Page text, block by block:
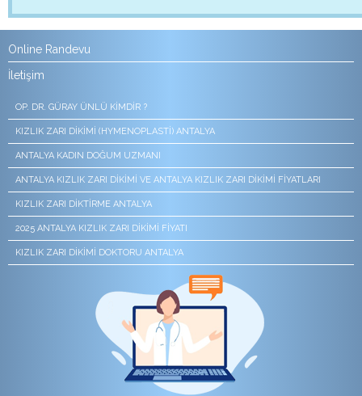
Online Randevu
İletişim
OP. DR. GÜRAY ÜNLÜ KIMDIR ?
KIZLIK ZARI DIKIMI (HYMENOPLASTI) ANTALYA
ANTALYA KADIN DOĞUM UZMANI
ANTALYA KIZLIK ZARI DIKIMI VE ANTALYA KIZLIK ZARI DIKIMI FIYATLARI
KIZLIK ZARI DIKTIRME ANTALYA
2025 ANTALYA KIZLIK ZARI DIKIMI FIYATI
KIZLIK ZARI DIKIMI DOKTORU ANTALYA